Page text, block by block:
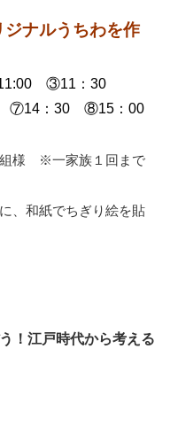
ナルうちわを作
③11：30
：30 ⑧15：00
様 ※一家族１回まで
、和紙でちぎり絵を貼
！江戸時代から考える